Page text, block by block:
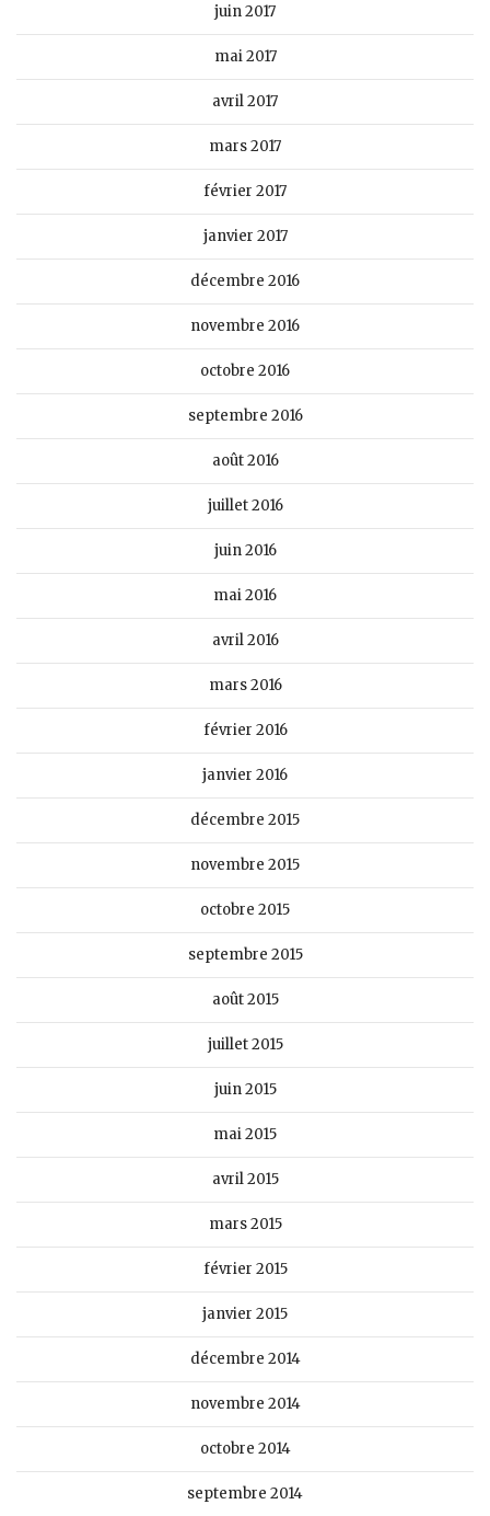
juin 2017
mai 2017
avril 2017
mars 2017
février 2017
janvier 2017
décembre 2016
novembre 2016
octobre 2016
septembre 2016
août 2016
juillet 2016
juin 2016
mai 2016
avril 2016
mars 2016
février 2016
janvier 2016
décembre 2015
novembre 2015
octobre 2015
septembre 2015
août 2015
juillet 2015
juin 2015
mai 2015
avril 2015
mars 2015
février 2015
janvier 2015
décembre 2014
novembre 2014
octobre 2014
septembre 2014